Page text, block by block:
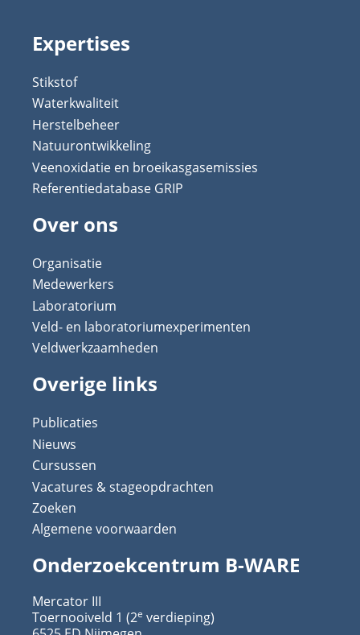
Expertises
Stikstof
Waterkwaliteit
Herstelbeheer
Natuurontwikkeling
Veenoxidatie en broeikasgasemissies
Referentiedatabase GRIP
Over ons
Organisatie
Medewerkers
Laboratorium
Veld- en laboratoriumexperimenten
Veldwerkzaamheden
Overige links
Publicaties
Nieuws
Cursussen
Vacatures & stageopdrachten
Zoeken
Algemene voorwaarden
Onderzoekcentrum B-WARE
Mercator III
Toernooiveld 1 (2e verdieping)